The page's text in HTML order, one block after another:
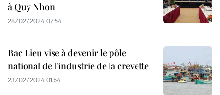
à Quy Nhon
28/02/2024 07:54
Bac Lieu vise à devenir le pôle
national de l'industrie de la crevette
23/02/2024 01:54